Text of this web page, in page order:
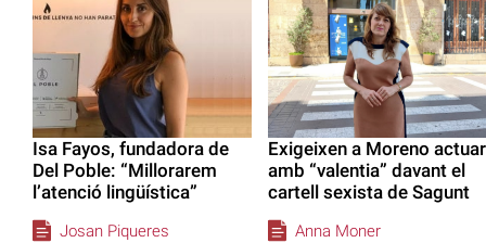
Isa Fayos, fundadora de
Del Poble: “Millorarem
l’atenció lingüística”
Josan Piqueres
Exigeixen a Moreno actuar
amb “valentia” davant el
cartell sexista de Sagunt
Anna Moner